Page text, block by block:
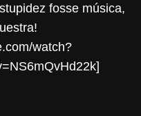
fosse música,
watch?